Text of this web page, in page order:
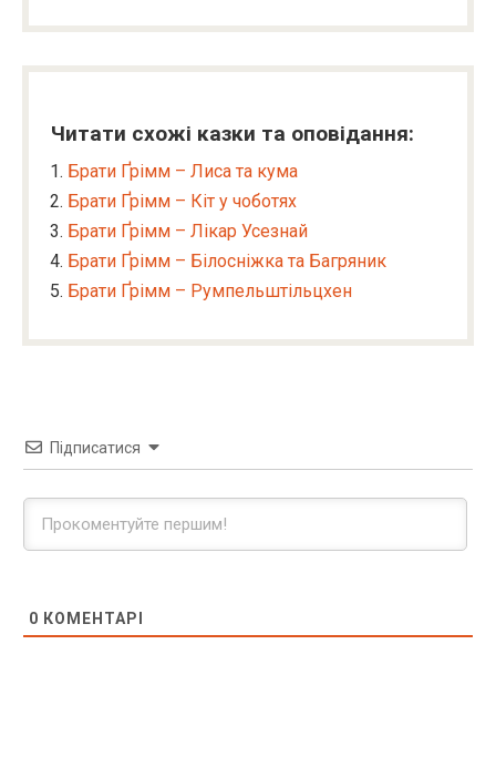
Читати схожі казки та оповідання:
Брати Ґрімм – Лиса та кума
Брати Ґрімм – Кіт у чоботях
Брати Ґрімм – Лікар Усезнай
Брати Ґрімм – Білосніжка та Багряник
Брати Ґрімм – Румпельштільцхен
Підписатися
0 КОМЕНТАРІ